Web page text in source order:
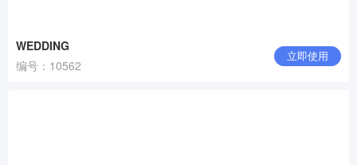
WEDDING
编号：10562
立即使用